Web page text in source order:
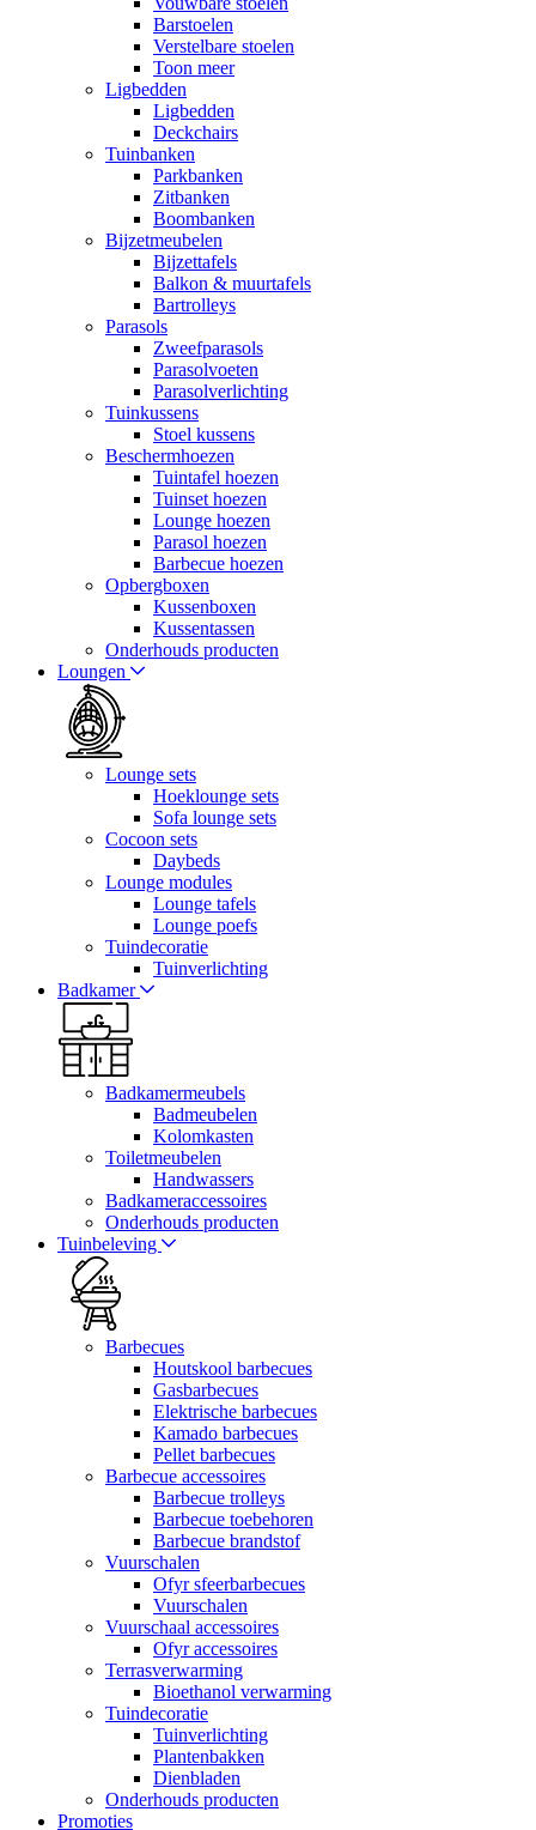
Barstoelen
Verstelbare stoelen
Toon meer
Ligbedden
Ligbedden
Deckchairs
Tuinbanken
Parkbanken
Zitbanken
Boombanken
Bijzetmeubelen
Bijzettafels
Balkon & muurtafels
Bartrolleys
Parasols
Zweefparasols
Parasolvoeten
Parasolverlichting
Tuinkussens
Stoel kussens
Beschermhoezen
Tuintafel hoezen
Tuinset hoezen
Lounge hoezen
Parasol hoezen
Barbecue hoezen
Opbergboxen
Kussenboxen
Kussentassen
Onderhouds producten
Loungen
Lounge sets
Hoeklounge sets
Sofa lounge sets
Cocoon sets
Daybeds
Lounge modules
Lounge tafels
Lounge poefs
Tuindecoratie
Tuinverlichting
Badkamer
Badkamermeubels
Badmeubelen
Kolomkasten
Toiletmeubelen
Handwassers
Badkameraccessoires
Onderhouds producten
Tuinbeleving
Barbecues
Houtskool barbecues
Gasbarbecues
Elektrische barbecues
Kamado barbecues
Pellet barbecues
Barbecue accessoires
Barbecue trolleys
Barbecue toebehoren
Barbecue brandstof
Vuurschalen
Ofyr sfeerbarbecues
Vuurschalen
Vuurschaal accessoires
Ofyr accessoires
Terrasverwarming
Bioethanol verwarming
Tuindecoratie
Tuinverlichting
Plantenbakken
Dienbladen
Onderhouds producten
Promoties